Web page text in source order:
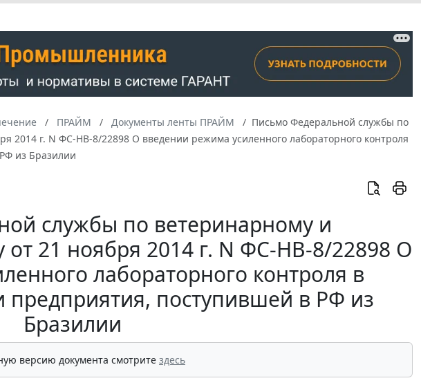
ПРАЙМ Документы ленты ПРАЙМ
Письмо Федеральной службы по
2014 г. N ФС-НВ-8/22898 О введении режима усиленного лабораторного контроля
из Бразилии
службы по ветеринарному и
от 21 ноября 2014 г. N ФС-НВ-8/22898 О
лабораторного контроля в
поступившей в РФ из
Бразилии
версию документа смотрите здесь